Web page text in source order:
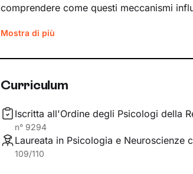
comprendere come questi meccanismi
I nostri incontri saranno un luogo sicuro in
significati agli eventi della tua vita,
generale, sull’acquisizione di modalità di
livello di benessere sempre maggiore
Mostra di più
Curriculum
Iscritta all'Ordine degli Psicologi della
n° 9294
Laureata in Psicologia e
109/110